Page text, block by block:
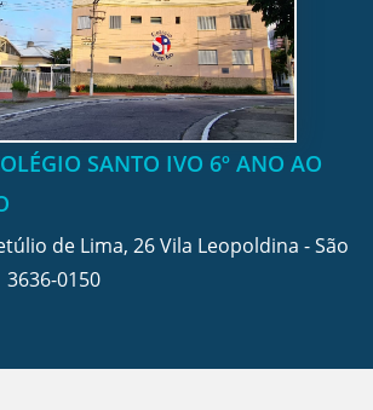
SANTO IVO 6º ANO AO
de Lima, 26 Vila Leopoldina - São
3636-0150